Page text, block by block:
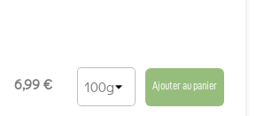
6,99 € Ajouter au panier